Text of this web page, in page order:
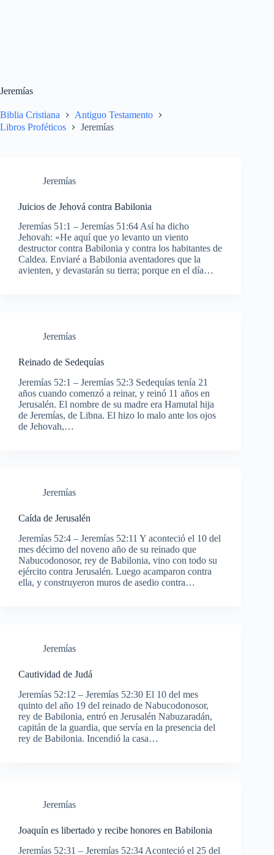
Jeremías
Biblia Cristiana
Antiguo Testamento
Libros Proféticos
Jeremías
Jeremías
Juicios de Jehová contra Babilonia
Jeremías 51:1 – Jeremías 51:64 Así ha dicho
Jehovah: «He aquí que yo levanto un viento
destructor contra Babilonia y contra los habitantes de
Caldea. Enviaré a Babilonia aventadores que la
avienten, y devastarán su tierra; porque en el día…
Jeremías
Reinado de Sedequías
Jeremías 52:1 – Jeremías 52:3 Sedequías tenía 21
años cuando comenzó a reinar, y reinó 11 años en
Jerusalén. El nombre de su madre era Hamutal hija
de Jeremías, de Libna. El hizo lo malo ante los ojos
de Jehovah,…
Jeremías
Caída de Jerusalén
Jeremías 52:4 – Jeremías 52:11 Y aconteció el 10 del
mes décimo del noveno año de su reinado que
Nabucodonosor, rey de Babilonia, vino con todo su
ejército contra Jerusalén. Luego acamparon contra
ella, y construyeron muros de asedio contra…
Jeremías
Cautividad de Judá
Jeremías 52:12 – Jeremías 52:30 El 10 del mes
quinto del año 19 del reinado de Nabucodonosor,
rey de Babilonia, entró en Jerusalén Nabuzaradán,
capitán de la guardia, que servía en la presencia del
rey de Babilonia. Incendió la casa…
Jeremías
Joaquín es libertado y recibe honores en Babilonia
Jeremías 52:31 – Jeremías 52:34 Aconteció el 25 del